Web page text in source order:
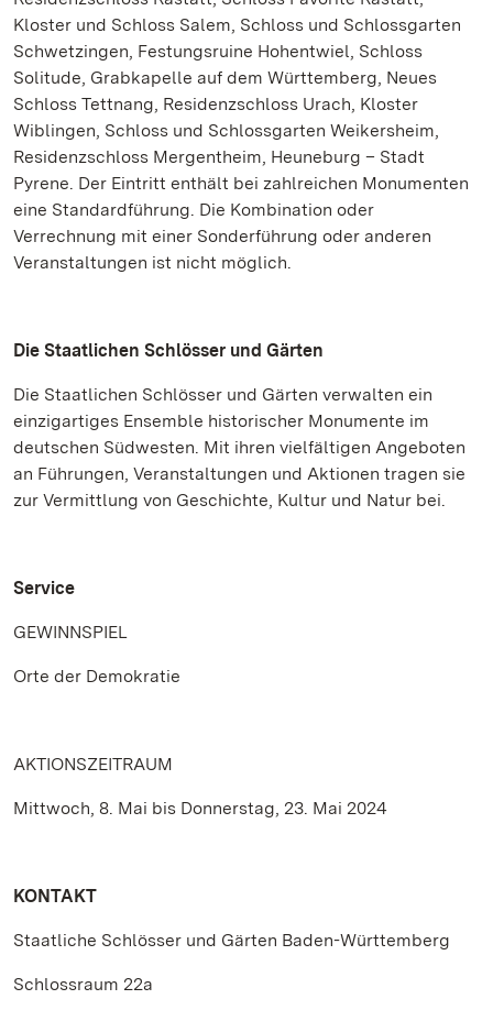
Kloster und Schloss Salem, Schloss und Schlossgarten
Schwetzingen, Festungsruine Hohentwiel, Schloss
Solitude, Grabkapelle auf dem Württemberg, Neues
Schloss Tettnang, Residenzschloss Urach, Kloster
Wiblingen, Schloss und Schlossgarten Weikersheim,
Residenzschloss Mergentheim, Heuneburg – Stadt
Pyrene. Der Eintritt enthält bei zahlreichen Monumenten
eine Standardführung. Die Kombination oder
Verrechnung mit einer Sonderführung oder anderen
Veranstaltungen ist nicht möglich.
Die Staatlichen Schlösser und Gärten
Die Staatlichen Schlösser und Gärten verwalten ein
einzigartiges Ensemble historischer Monumente im
deutschen Südwesten. Mit ihren vielfältigen Angeboten
an Führungen, Veranstaltungen und Aktionen tragen sie
zur Vermittlung von Geschichte, Kultur und Natur bei.
Service
GEWINNSPIEL
Orte der Demokratie
AKTIONSZEITRAUM
Mittwoch, 8. Mai bis Donnerstag, 23. Mai 2024
KONTAKT
Staatliche Schlösser und Gärten Baden-Württemberg
Schlossraum 22a